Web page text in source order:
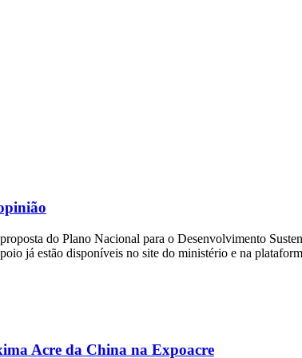
do Plano Nacional para o Desenvolvimento
já estão disponíveis no site do ministério e na
Acre da China na Expoacre